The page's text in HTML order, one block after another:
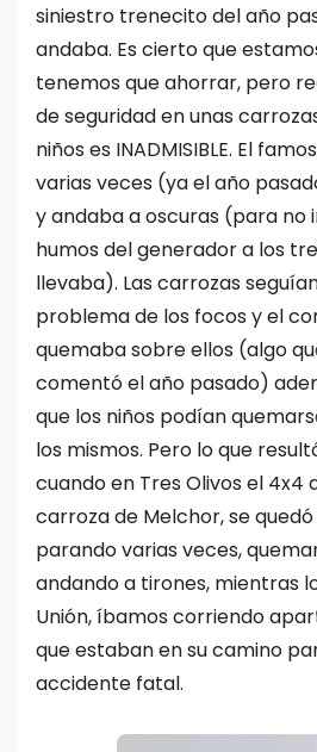
siniestro trenecito del año
andaba. Es cierto que
tenemos que ahorrar, pero
de seguridad en unas
niños es INADMISIBLE. El
varias veces (ya el año
y andaba a oscuras (para no
humos del generador a los
llevaba). Las carrozas
problema de los focos y el
quemaba sobre ellos (algo
comentó el año pasado)
que los niños podían
los mismos. Pero lo que
cuando en Tres Olivos el 4x4
carroza de Melchor, se
parando varias veces,
andando a tirones, mientras
Unión, íbamos corriendo
que estaban en su camino
accidente fatal.